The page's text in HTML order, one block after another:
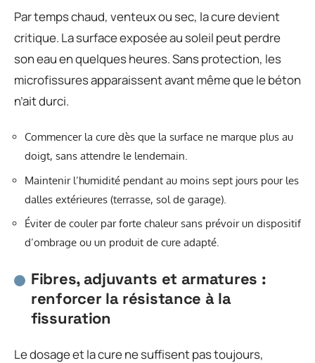
Par temps chaud, venteux ou sec, la cure devient
critique. La surface exposée au soleil peut perdre
son eau en quelques heures. Sans protection, les
microfissures apparaissent avant même que le béton
n’ait durci.
Commencer la cure dès que la surface ne marque plus au
doigt, sans attendre le lendemain.
Maintenir l’humidité pendant au moins sept jours pour les
dalles extérieures (terrasse, sol de garage).
Éviter de couler par forte chaleur sans prévoir un dispositif
d’ombrage ou un produit de cure adapté.
Fibres, adjuvants et armatures :
renforcer la résistance à la
fissuration
Le dosage et la cure ne suffisent pas toujours,